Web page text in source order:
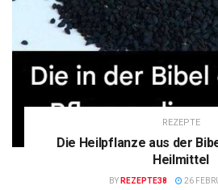
REZEPTE
Die Heilpflanze aus der
Heilmittel
BY REZEPTE38 26